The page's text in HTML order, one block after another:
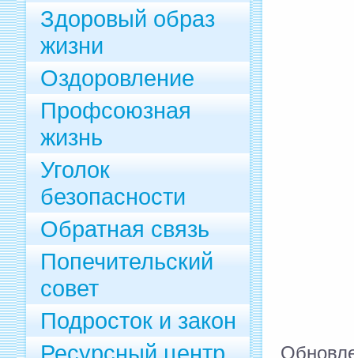
Здоровый образ
жизни
Оздоровление
Профсоюзная
жизнь
Уголок
безопасности
Обратная связь
Попечительский
совет
Подросток и закон